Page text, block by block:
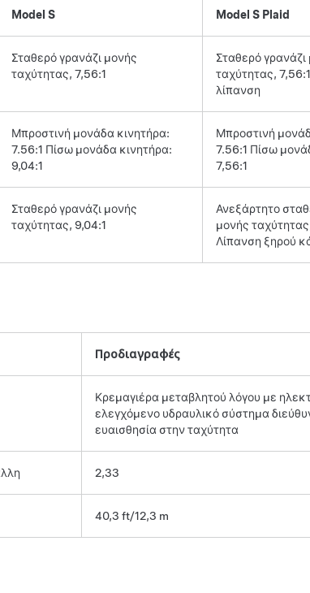
Model S Model S Plaid
Σταθερό γρανάζι μονής
ταχύτητας, 7,56:1
Σταθερό γρανάζι
ταχύτητας,
λίπανση
Μπροστινή μονάδα κινητήρα:
7.56:1 Πίσω μονάδα κινητήρα:
9,04:1
Μπροστινή
7.56:1 Πίσω
7,56:1
Σταθερό γρανάζι μονής
ταχύτητας, 9,04:1
Ανεξάρτητο
μονής
Λίπανση ξηρού
Προδιαγραφές
Κρεμαγιέρα μεταβλητού λόγου με
ελεγχόμενο υδραυλικό σύστημα
ευαισθησία στην ταχύτητα
2,33
40,3 ft/12,3 m